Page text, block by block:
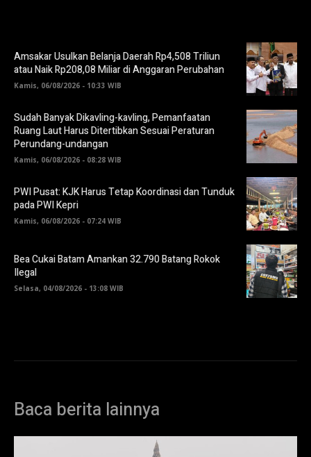
Amsakar Usulkan Belanja Daerah Rp4,508 Triliun
atau Naik Rp208,08 Miliar di Anggaran Perubahan
Kamis, 06/08/2026 - 10:33 WIB
Sudah Banyak Dikavling-kavling, Pemanfaatan
Ruang Laut Harus Ditertibkan Sesuai Peraturan
Perundang-undangan
Kamis, 06/08/2026 - 08:28 WIB
PWI Pusat: KJK Harus Tetap Koordinasi dan Tunduk
pada PWI Kepri
Kamis, 06/08/2026 - 07:24 WIB
Bea Cukai Batam Amankan 32.790 Batang Rokok
Ilegal
Selasa, 04/08/2026 - 13:08 WIB
Baca berita lainnya